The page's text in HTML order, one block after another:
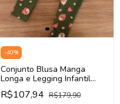
-40%
Conjunto Blusa Manga
Longa e Legging Infantil
INFANTI 89436 (Off White /
verde)
R$107,94 R$179,90